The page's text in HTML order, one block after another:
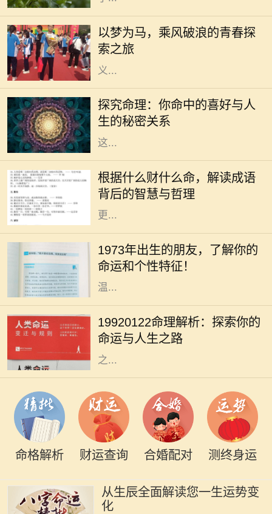
以梦为马，乘风破浪的青春探
索之旅
生活是一场漫长的旅程，每个人都在
自己的旅途中追寻着梦想。无论是平
凡的日常，还是波澜壮阔的冒险，我
们都在用自己的方式诠释着梦想的意
义...
探究命理：你命中的喜好与人
生的秘密关系
在传统的中华文化中，命理学一直是
人们关注的一个重要领域。通过生辰
八字，许多人尝试了解自己的命运，
探索人生的喜好和方向。我们常听到
这...
根据什么财什么命，解读成语
背后的智慧与哲理
在中华文化的浩瀚海洋中，成语作为
语言的瑰宝，蕴含着深刻的道理和智
慧。“根据什么财什么命”这一说法，
启示我们通过对成语的解读，能够
更...
1973年出生的朋友，了解你的
命运和个性特征！
你是否曾经好奇过，1973年出生的人
究竟有着怎样的命运与个性？在中国
传统命理学中，1973年属于水兔年。
水兔既象征着灵动与智慧，又代表着
温...
19920122命理解析：探索你的
命运与人生之路
人生如梦，命运似水，每个人的生辰
八字都藏着独特的秘密。对于出生于
1992年1月22日的人来说，他们的命
理特征和人生道路又有什么样的特别
之...
命格解析 财运查询 合婚配对 测终身运
从生辰全面解读您一生运势变
化